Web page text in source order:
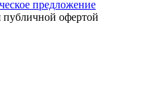
предложение
публичной офертой